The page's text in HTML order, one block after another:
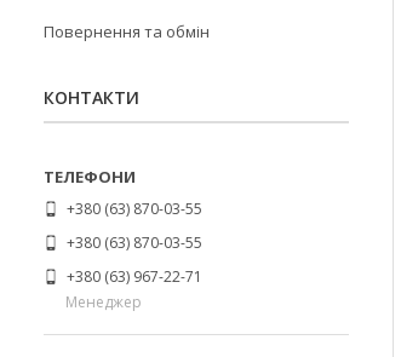
Повернення та обмін
КОНТАКТИ
+380 (63) 870-03-55
+380 (63) 870-03-55
+380 (63) 967-22-71
Менеджер